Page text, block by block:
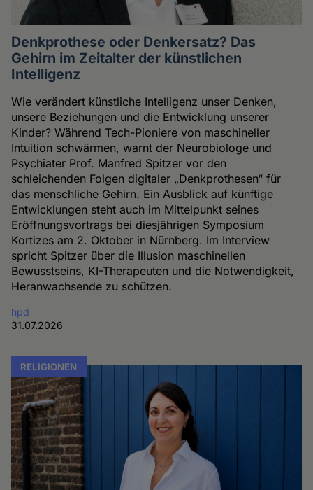
Denkprothese oder Denkersatz? Das
Gehirn im Zeitalter der künstlichen
Intelligenz
Wie verändert künstliche Intelligenz unser Denken,
unsere Beziehungen und die Entwicklung unserer
Kinder? Während Tech-Pioniere von maschineller
Intuition schwärmen, warnt der Neurobiologe und
Psychiater Prof. Manfred Spitzer vor den
schleichenden Folgen digitaler „Denkprothesen“ für
das menschliche Gehirn. Ein Ausblick auf künftige
Entwicklungen steht auch im Mittelpunkt seines
Eröffnungsvortrags bei diesjährigen Symposium
Kortizes am 2. Oktober in Nürnberg. Im Interview
spricht Spitzer über die Illusion maschinellen
Bewusstseins, KI-Therapeuten und die Notwendigkeit,
Heranwachsende zu schützen.
hpd
31.07.2026
RELIGIONEN